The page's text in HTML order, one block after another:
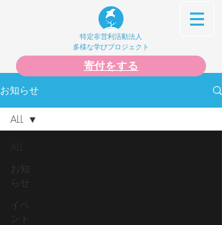
特定非営利活動法人
多様な学びプロジェクト
寄付をする
お知らせ
お知
らせ
イベ
ALL